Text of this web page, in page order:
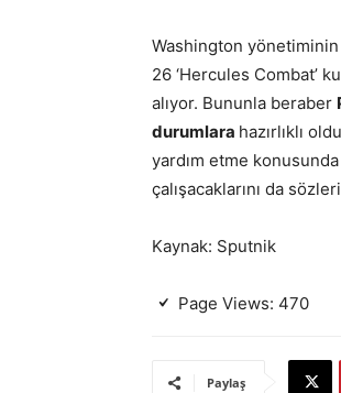
Washington yönetiminin
26 ‘Hercules Combat’
alıyor. Bununla beraber
durumlara hazırlıklı
yardım etme
çalışacaklarını da
Kaynak: Sputnik
Page Views: 470
Paylaş